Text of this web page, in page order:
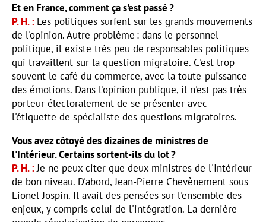
Et en France, comment ça s'est passé ?
P. H.
Les politiques surfent sur les grands mouvements
de l'opinion. Autre problème : dans le personnel
politique, il existe très peu de responsables politiques
qui travaillent sur la question migratoire. C'est trop
souvent le café du commerce, avec la toute-puissance
des émotions. Dans l'opinion publique, il n'est pas très
porteur électoralement de se présenter avec
l'étiquette de spécialiste des questions migratoires.
Vous avez côtoyé des dizaines de ministres de
l'Intérieur. Certains sortent-ils du lot ?
P. H. Je ne peux citer que deux ministres de l'Intérieur
de bon niveau. D'abord, Jean-Pierre Chevènement sous
Lionel Jospin. Il avait des pensées sur l'ensemble des
enjeux, y compris celui de l'intégration. La dernière